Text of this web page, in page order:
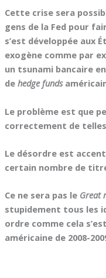
Cette crise sera
gens de la Fed pour
s’est développée aux
exogène comme par
un tsunami bancaire
de hedge funds
Le problème est que
correctement de
Le désordre est
certain nombre de
Ce ne sera pas le Great
stupidement tous les
ordre comme cela
américaine de 2008-